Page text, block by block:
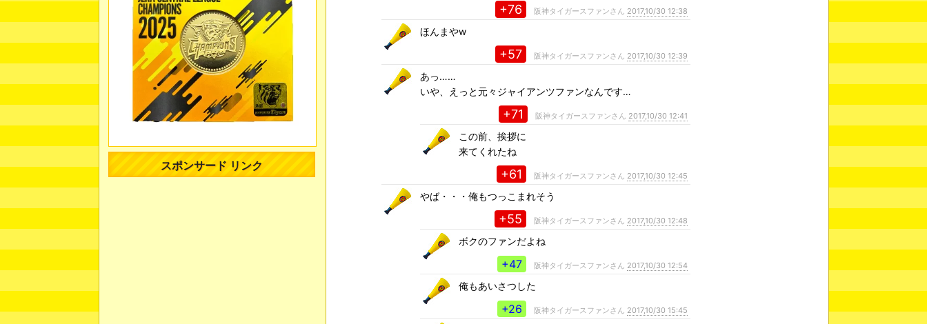
+76 阪神タイガースファンさん 2017,10/30 12:38
ほんまやw
+57 阪神タイガースファンさん 2017,10/30 12:39
あっ……
いや、えっと元々ジャイアンツファンなんです…
+71 阪神タイガースファンさん 2017,10/30 12:41
この前、挨拶に
来てくれたね
+61 阪神タイガースファンさん 2017,10/30 12:45
やば・・・俺もつっこまれそう
+55 阪神タイガースファンさん 2017,10/30 12:48
ボクのファンだよね
+47 阪神タイガースファンさん 2017,10/30 12:54
俺もあいさつした
+26 阪神タイガースファンさん 2017,10/30 15:45
スポンサード リンク